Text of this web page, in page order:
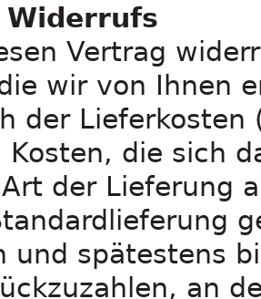
Widerrufs
Vertrag
wir von Ihnen
der Lieferkosten
die sich
der Lieferung
und spätestens
an